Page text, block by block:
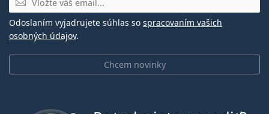
Chcem novinky
Odoslaním vyjadrujete súhlas so spracovaním vašich
osobných údajov.